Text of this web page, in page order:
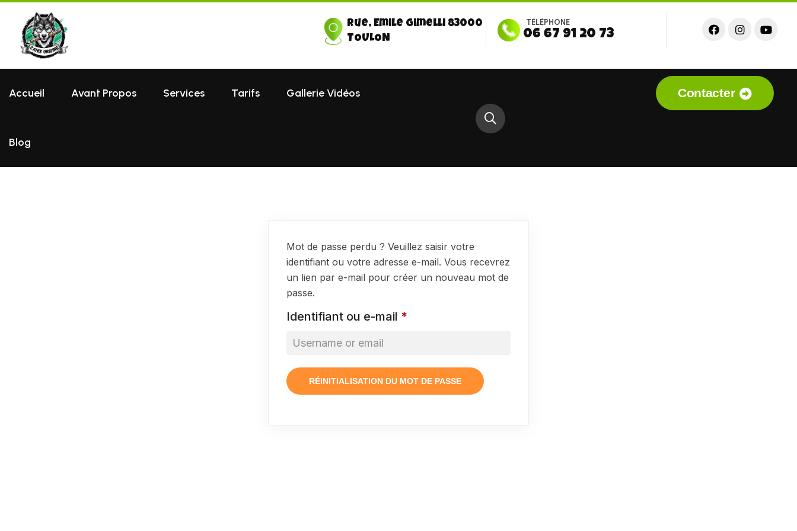
Rue, Emile Gimelli 83000
TOULON
TÉLÉPHONE
06 67 91 20 73
Accueil Avant Propos Services Tarifs Gallerie Vidéos
Blog
Contacter
Mot de passe perdu ? Veuillez saisir votre
identifiant ou votre adresse e-mail. Vous recevrez
un lien par e-mail pour créer un nouveau mot de
passe.
Identifiant ou e-mail *
RÉINITIALISATION DU MOT DE PASSE